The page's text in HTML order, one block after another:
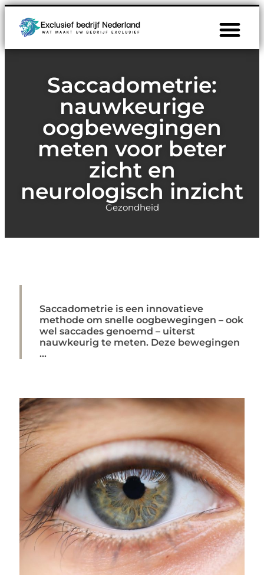
Saccadometrie:
nauwkeurige
oogbewegingen
meten voor beter
zicht en
neurologisch inzicht
Gezondheid
Saccadometrie is een innovatieve
methode om snelle oogbewegingen – ook
wel saccades genoemd – uiterst
nauwkeurig te meten. Deze bewegingen
...